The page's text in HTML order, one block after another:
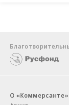
О «Коммерсанте»